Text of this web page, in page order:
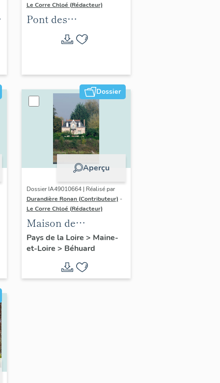
Le Corre Chloé (Rédacteur)
Pont des
Lombardières ou
Grand Pont
Dossier
Aperçu
Dossier IA49010664 | Réalisé par
Durandière Ronan (Contributeur) -
Le Corre Chloé (Rédacteur)
Maison de
villégiature dite Le
Reposoir, le
Merdreau
Pays de la Loire > Maine-
et-Loire > Béhuard